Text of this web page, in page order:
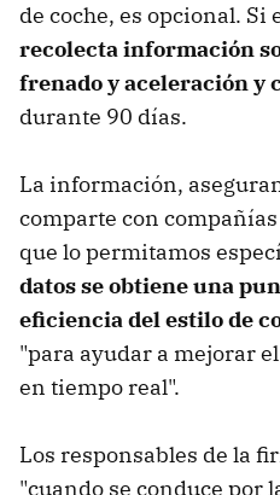
de coche, es opcional. Si
recolecta información
frenado y aceleración y
durante 90 días.
La información,
comparte con
que lo permitamos
datos se obtiene una
eficiencia del estilo de
"para ayudar a mejorar
en tiempo real".
Los responsables de la
"cuando se conduce por